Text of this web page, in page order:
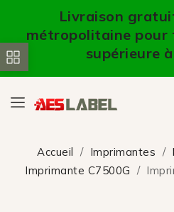
Livraison
métropolitaine pour
supérieure
Accueil Imprimantes
Imprimante C7500G